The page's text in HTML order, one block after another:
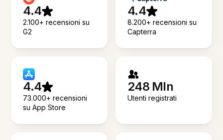
4.4
2.100+ recensioni su
G2
4.4
8.200+ recensioni su
Capterra
4.4
73.000+ recensioni
su App Store
248 Mln
Utenti registrati